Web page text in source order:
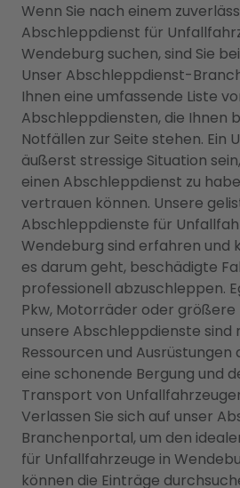
Wenn Sie nach einem
Abschleppdienst für
Wendeburg suchen, sind Sie
Unser Abschleppdienst-
Ihnen eine umfassende Liste
Abschleppdiensten, die Ihnen
Notfällen zur Seite stehen. Ein
äußerst stressige Situation
einen Abschleppdienst zu
vertrauen können. Unsere
Abschleppdienste für
Wendeburg sind erfahren und
es darum geht, beschädigte
professionell abzuschleppen.
Pkw, Motorräder oder größere
unsere Abschleppdienste sind
Ressourcen und
eine schonende Bergung und
Transport von
Verlassen Sie sich auf unser
Branchenportal, um den
für Unfallfahrzeuge in
können die Einträge